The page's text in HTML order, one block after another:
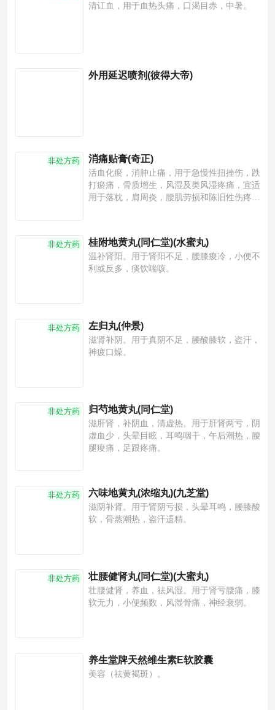
清讧血，用于血热头痛，口渴目赤，中暑。
外用延迟喷剂(彼得大帝)
非处方药 消痛贴膏(奇正)
活血化瘀，消肿止痛，用于急慢性扭挫伤，跌
打瘀痛，骨质增生，风湿及类风湿疼痛，宜适
用于落枕，肩周炎，腰肌劳损和陈旧性伤疼
非处方药 桂附地黄丸(同仁堂)(水蜜丸)
温补肾阳。用于肾阳不足，腰膝痠冷，小便不
利或反多，痰饮喘咳。
非处方药 左归丸(仲景)
滋肾补阴。用于真阴不足，腰酸膝软，盗汗，
神疲口燥。
非处方药 归芍地黄丸(同仁堂)
滋肝肾，补阴血，清虚热。用于肝肾两亏，阴
虚血少，头晕目眩，耳鸣咽干，午后潮热，腰
腿痠痛，足跟疼痛。
非处方药 六味地黄丸(浓缩丸)(九芝堂)
滋阴补肾。用于肾阴亏损，头晕耳鸣，腰膝酸
软，骨蒸潮热，盗汗遗精。
非处方药 壮腰健肾丸(同仁堂)(大蜜丸)
壮腰健肾，养血，祛风湿。用于肾亏腰痛，膝
软无力，小便频数，风湿骨痛，神经衰弱。
养生堂牌天然维生素E软胶囊
美容（祛黄褐斑）。